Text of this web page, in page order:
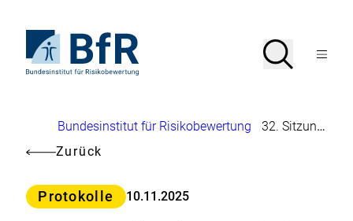
Seiteninhalt
springenStartseite
von
Suche
SucheMenü
Brotkrumennavigation
Bundesinstitut für Risikobewertung 32. Sitzung der
Zurück
Kategorie
Protokolle 10.11.2025